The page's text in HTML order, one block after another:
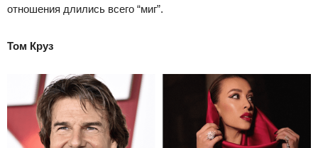
отношения длились всего “миг”.
Том Круз